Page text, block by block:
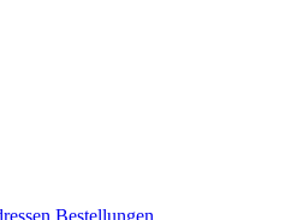
Bestellungen